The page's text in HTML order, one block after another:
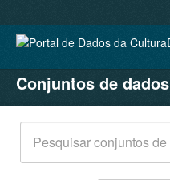
CONJUNTOS DE DADOS
ORGANIZAÇÕES
GRUPOS
SOBRE
Conjuntos de dados